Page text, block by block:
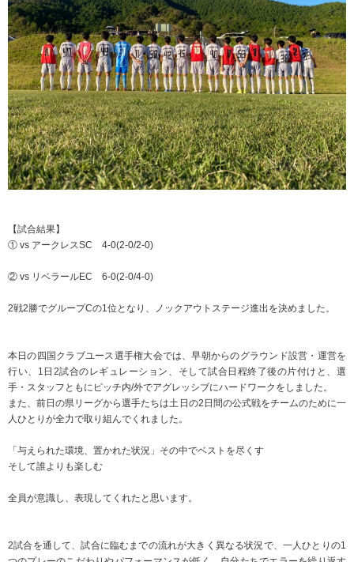
【試合結果】
① vs アークレスSC 4-0(2-0/2-0)
② vs リベラールEC 6-0(2-0/4-0)
2戦2勝でグループCの1位となり、ノックアウトステージ進出を決めました。
本日の四国クラブユース選手権大会では、早朝からのグラウンド設営・運営を
行い、1日2試合のレギュレーション、そして試合日程終了後の片付けと、選
手・スタッフともにピッチ内/外でアグレッシブにハードワークをしました。
また、前日の県リーグから選手たちは土日の2日間の公式戦をチームのために一
人ひとりが全力で取り組んでくれました。
「与えられた環境、置かれた状況」その中でベストを尽くす
そして誰よりも楽しむ
全員が意識し、表現してくれたと思います。
2試合を通して、試合に臨むまでの流れが大きく異なる状況で、一人ひとりの1